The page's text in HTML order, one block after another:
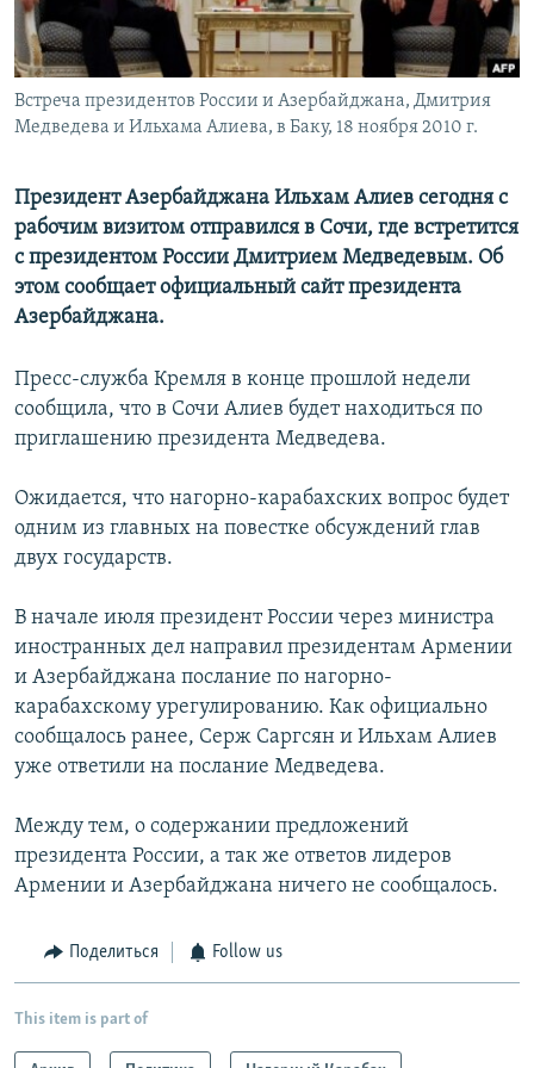
Հայերեն
English
Русский
Все сайты Радио Азатутюн
Встреча президентов России и Азербайджана, Дмитрия
Медведева и Ильхама Алиева, в Баку, 18 ноября 2010 г.
Президент Азербайджана Ильхам Алиев сегодня с
рабочим визитом отправился в Сочи, где встретится
с президентом России Дмитрием Медведевым. Об
этом сообщает официальный сайт президента
Азербайджана.
Пресс-служба Кремля в конце прошлой недели
сообщила, что в Сочи Алиев будет находиться по
приглашению президента Медведева.
Ожидается, что нагорно-карабахских вопрос будет
одним из главных на повестке обсуждений глав
двух государств.
В начале июля президент России через министра
иностранных дел направил президентам Армении
и Азербайджана послание по нагорно-
карабахскому урегулированию. Как официально
сообщалось ранее, Серж Саргсян и Ильхам Алиев
уже ответили на послание Медведева.
Между тем, о содержании предложений
президента России, а так же ответов лидеров
Армении и Азербайджана ничего не сообщалось.
Поделиться Follow us
This item is part of